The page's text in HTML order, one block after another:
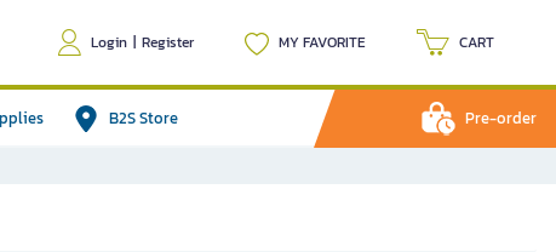
Login | Register MY FAVORITE CART
B2S Store Pre-order